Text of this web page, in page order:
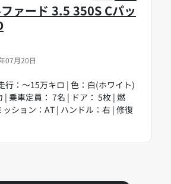
07月20日
ァード 3.5 350S Cパッ
行：～15万キロ | 色：白(ホワイト)
| 乗車定員： 7名 | ドア： 5枚 | 燃
ション：AT | ハンドル：右 | 修復